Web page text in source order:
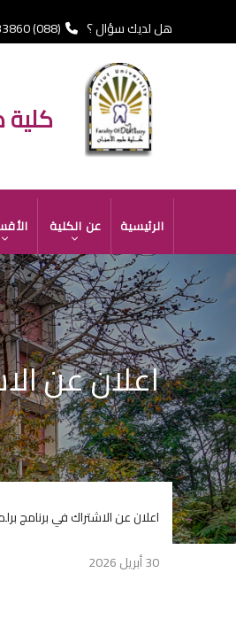
المحتوى
هل لديك سؤال ؟ (088) 2333860 -2333866 Fax
NAVIGATION
الرئيسية عن الكلية
اعلان عن
اعلان عن الاشتراك في برنامج
30 أبريل 2026